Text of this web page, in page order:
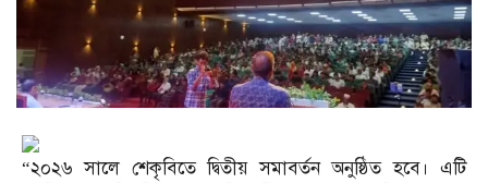
“২০২৬ সালে শেকৃবিতে দ্বিতীয় সমাবর্তন অনুষ্ঠিত হবে। এটি